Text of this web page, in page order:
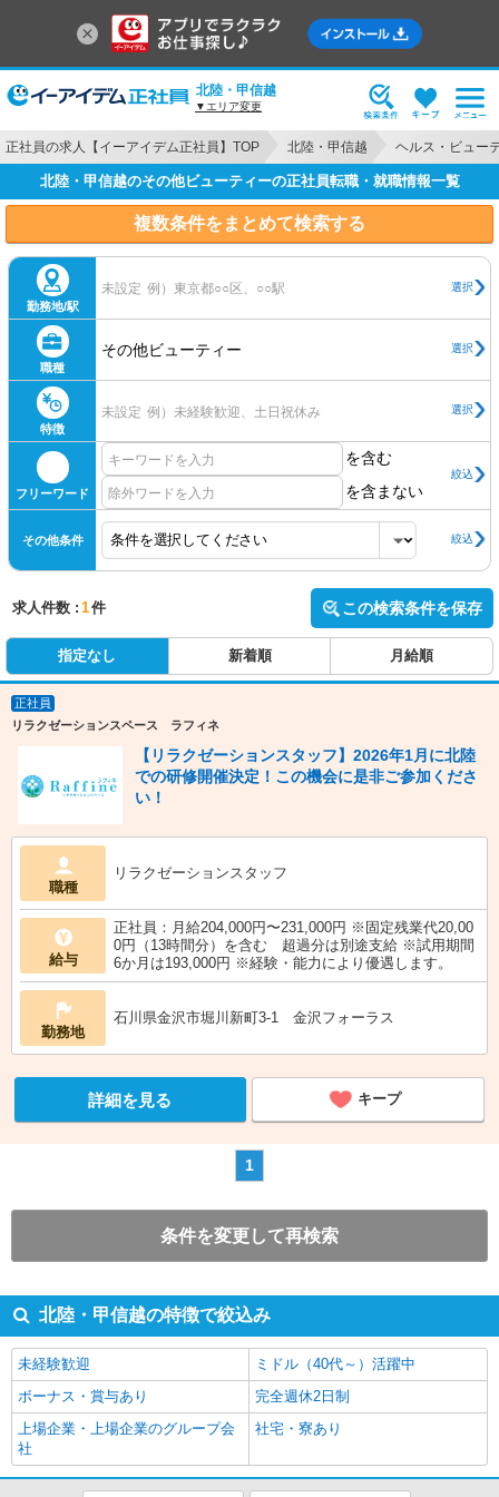
北陸・甲信越
▼エリア変更
正社員の求人【イーアイデム正社員】TOP 北陸・甲信越 ヘルス・ビュー
北陸・甲信越のその他ビューティーの正社員転職・就職情報一覧
複数条件をまとめて検索する
勤務地/駅
未設定 例）東京都○○区、○○駅 選択
職種
その他ビューティー 選択
特徴
未設定 例）未経験歓迎、土日祝休み 選択
フリーワード
を含む
を含まない
絞込
その他条件 絞込
求人件数 : 1件 この検索条件を保存
指定なし 新着順 月給順
正社員
リラクゼーションスペース ラフィネ
【リラクゼーションスタッフ】2026年1月に北陸
での研修開催決定！この機会に是非ご参加くださ
い！
職種
リラクゼーションスタッフ
給与
正社員：月給204,000円〜231,000円 ※固定残業代20,00
0円（13時間分）を含む 超過分は別途支給 ※試用期間
6か月は193,000円 ※経験・能力により優遇します。
勤務地
石川県金沢市堀川新町3-1 金沢フォーラス
詳細を見る キープ
1
条件を変更して再検索
北陸・甲信越の特徴で絞込み
未経験歓迎
ミドル（40代～）活躍中
ボーナス・賞与あり
完全週休2日制
上場企業・上場企業のグループ会
社
社宅・寮あり